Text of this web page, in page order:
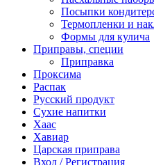
Посыпки
Термопленки и
Формы для кулича
Приправы, специи
Приправка
Проксима
Распак
Русский продукт
Сухие напитки
Хаас
Хавиар
Царская приправа
Вход / Регистрация